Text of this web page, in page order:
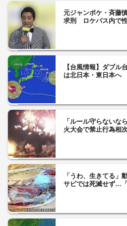
元ジャンポケ・斉藤
求刑 ロケバス内で
【台風情報】ダブ
は北日本・東日本へ
「ルール守らないな
火大会で禁止行為相
「うわ、生きてる
サビでは死滅せず…